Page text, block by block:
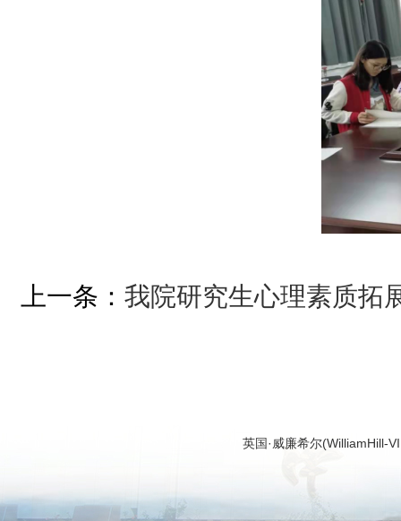
上一条： 我院研究生心理素质拓
英国·威廉希尔(WilliamHill-